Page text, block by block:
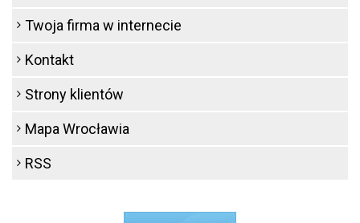
Twoja firma w internecie
Kontakt
Strony klientów
Mapa Wrocławia
RSS